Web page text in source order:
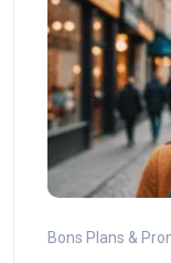
Bons Plans &